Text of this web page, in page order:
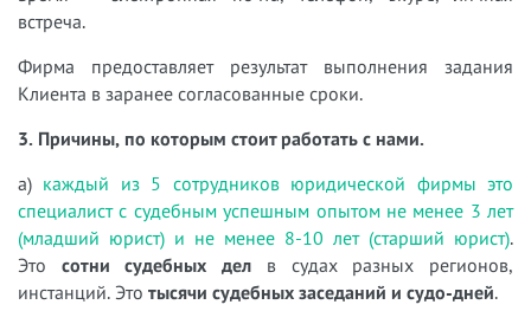
встреча.
Фирма предоставляет результат выполнения задания
Клиента в заранее согласованные сроки.
3. Причины, по которым стоит работать с нами.
а) каждый из 5 сотрудников юридической фирмы это
специалист с судебным успешным опытом не менее 3 лет
(младший юрист) и не менее 8-10 лет (старший юрист).
Это сотни судебных дел в судах разных регионов,
инстанций. Это тысячи судебных заседаний и судо-дней.